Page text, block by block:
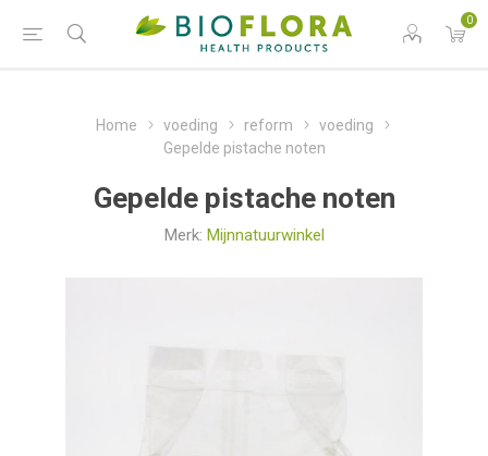
0
Home voeding reform
voeding
Gepelde pistache noten
Gepelde pistache noten
Merk: Mijnnatuurwinkel